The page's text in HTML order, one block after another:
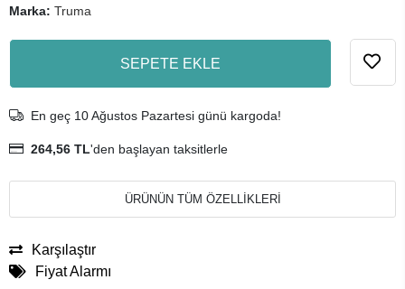
Marka: Truma
SEPETE EKLE
En geç 10 Ağustos Pazartesi günü kargoda!
264,56 TL'den başlayan taksitlerle
ÜRÜNÜN TÜM ÖZELLİKLERİ
Karşılaştır
Fiyat Alarmı